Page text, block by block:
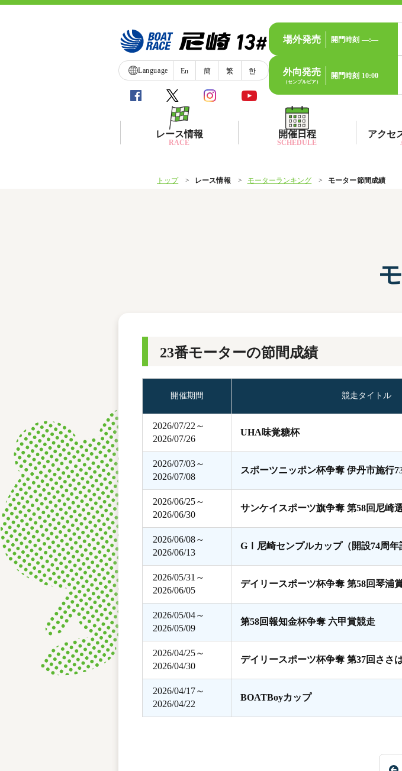
Language En 簡 繁 한
場外発売 開門時刻 —:—
外向発売
（センプルピア）
開門時刻 10:00
レース情報
RACE
ボートデータ
前検タイムラン
開催日程
SCHEDULE
アクセ
フ
施設
トップ レース情報 モーターランキング モーター節間成績
23番モーターの節間成績
開催期間 競走タイトル
2026/07/22～
2026/07/26
UHA味覚糖杯
2026/07/03～
2026/07/08
スポーツニッポン杯争奪 伊丹市施行
2026/06/25～
2026/06/30
サンケイスポーツ旗争奪 第58回尼崎
2026/06/08～
2026/06/13
GⅠ尼崎センプルカップ（開設74周年
2026/05/31～
2026/06/05
デイリースポーツ杯争奪 第58回琴浦
2026/05/04～
2026/05/09
第58回報知金杯争奪 六甲賞競走
2026/04/25～
2026/04/30
デイリースポーツ杯争奪 第37回ささ
2026/04/17～
2026/04/22
BOATBoyカップ